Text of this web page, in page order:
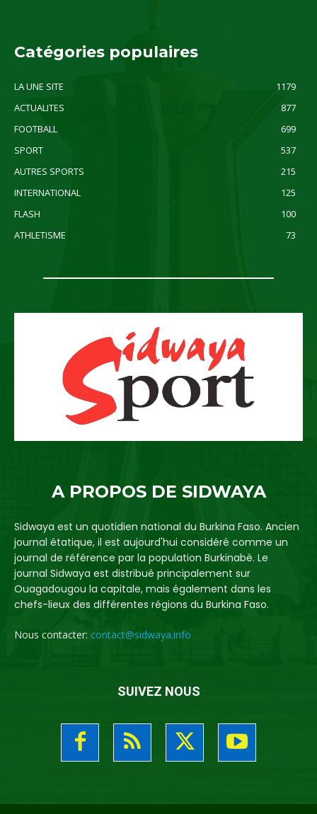
Catégories populaires
LA UNE SITE
1179
ACTUALITES
877
FOOTBALL
699
SPORT
537
AUTRES SPORTS
215
INTERNATIONAL
125
FLASH
100
ATHLETISME
73
A PROPOS DE SIDWAYA
Sidwaya est un quotidien national du Burkina Faso. Ancien
journal étatique, il est aujourd'hui considéré comme un
journal de référence par la population Burkinabè. Le
journal Sidwaya est distribué principalement sur
Ouagadougou la capitale, mais également dans les
chefs-lieux des différentes régions du Burkina Faso.
Nous contacter: contact@sidwaya.info
SUIVEZ NOUS